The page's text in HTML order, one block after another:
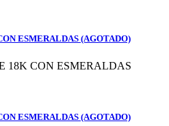
ESMERALDAS (AGOTADO)
ESMERALDAS (AGOTADO)